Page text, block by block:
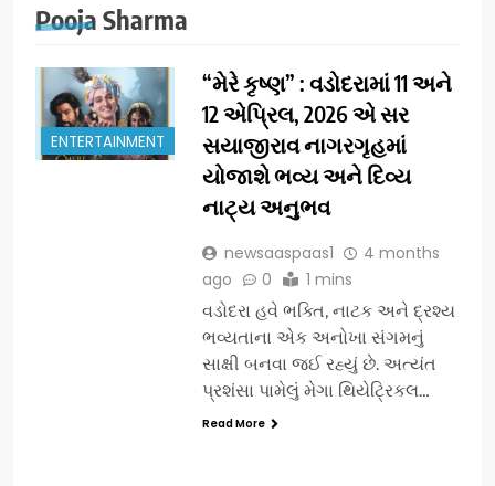
Pooja Sharma
ENTERTAINMENT
“મેરે કૃષ્ણ” : વડોદરામાં 11 અને
12 એપ્રિલ, 2026 એ સર
સયાજીરાવ નાગરગૃહમાં
યોજાશે ભવ્ય અને દિવ્ય
નાટ્ય અનુભવ
newsaaspaas1
4 months
ago
0 1 mins
વડોદરા હવે ભક્તિ, નાટક અને દ્રશ્ય
ભવ્યતાના એક અનોખા સંગમનું
સાક્ષી બનવા જઈ રહ્યું છે. અત્યંત
પ્રશંસા પામેલું મેગા થિયેટ્રિકલ…
Read More